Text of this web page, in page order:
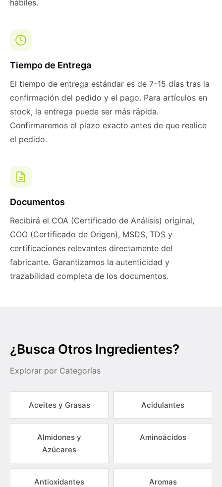
hábiles.
Tiempo de Entrega
El tiempo de entrega estándar es de 7–15 días tras la
confirmación del pedido y el pago. Para artículos en
stock, la entrega puede ser más rápida.
Confirmaremos el plazo exacto antes de que realice
el pedido.
Documentos
Recibirá el COA (Certificado de Análisis) original,
COO (Certificado de Origen), MSDS, TDS y
certificaciones relevantes directamente del
fabricante. Garantizamos la autenticidad y
trazabilidad completa de los documentos.
¿Busca Otros Ingredientes?
Explorar por Categorías
Aceites y Grasas Acidulantes
Almidones y
Azúcares
Aminoácidos
Antioxidantes Aromas